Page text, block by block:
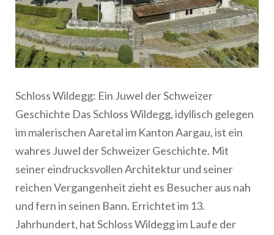
Schloss Wildegg: Ein Juwel der Schweizer
Geschichte Das Schloss Wildegg, idyllisch gelegen
im malerischen Aaretal im Kanton Aargau, ist ein
wahres Juwel der Schweizer Geschichte. Mit
seiner eindrucksvollen Architektur und seiner
reichen Vergangenheit zieht es Besucher aus nah
und fern in seinen Bann. Errichtet im 13.
Jahrhundert, hat Schloss Wildegg im Laufe der